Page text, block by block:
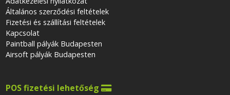
Általános szerződési feltételek
Fizetési és szállítási feltételek
Kapcsolat
Paintball pályák Budapesten
Airsoft pályák Budapesten
POS fizetési lehetőség 